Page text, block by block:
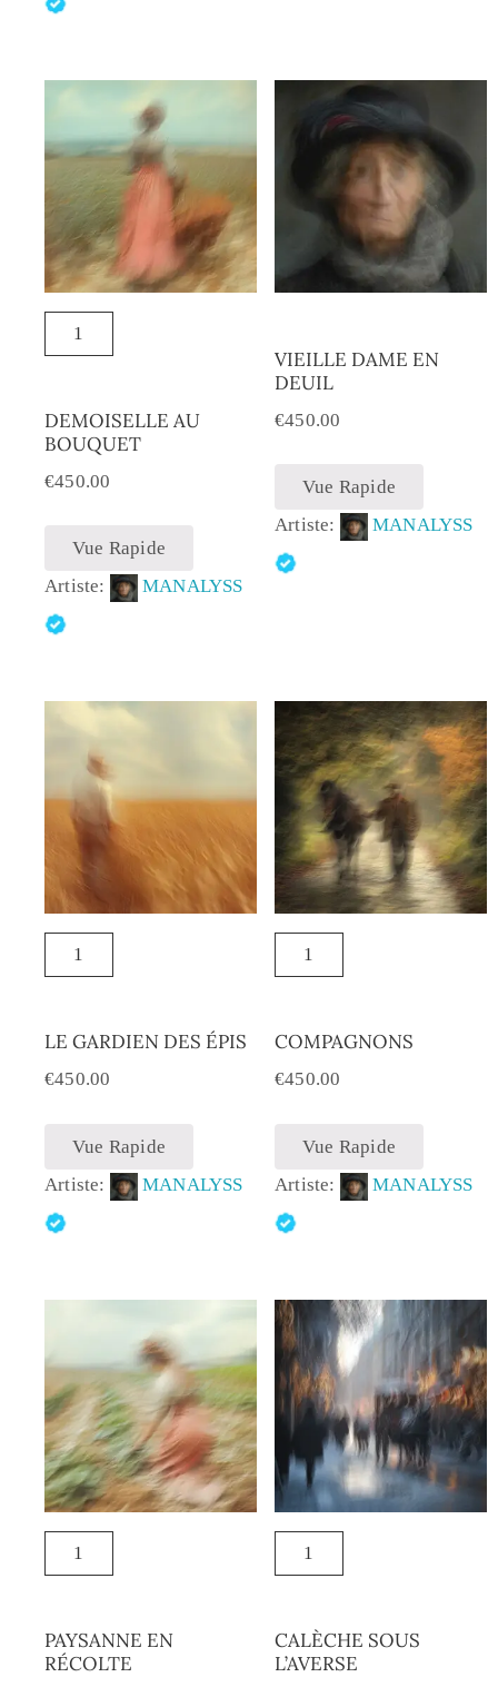
DEMOISELLE AU
BOUQUET
€450.00
Vue Rapide
Artiste:
MANALYSS
VIEILLE DAME EN
DEUIL
€450.00
Vue Rapide
Artiste:
MANALYSS
LE GARDIEN DES ÉPIS
€450.00
Vue Rapide
Artiste:
MANALYSS
COMPAGNONS
€450.00
Vue Rapide
Artiste:
MANALYSS
PAYSANNE EN
RÉCOLTE
CALÈCHE SOUS
L’AVERSE